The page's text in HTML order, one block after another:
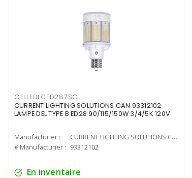
GELLEDLCED287SC
CURRENT LIGHTING SOLUTIONS CAN 93312102
LAMPE DEL TYPE B ED28 90/115/150W 3/4/5K 120V
Manufacturier :
CURRENT LIGHTING SOLUTIONS CAN
# Manufacturier : 93312102
En inventaire